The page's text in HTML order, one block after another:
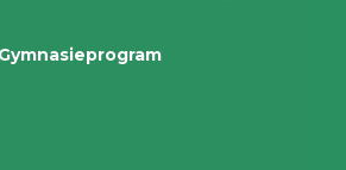
Gymnasieprogram